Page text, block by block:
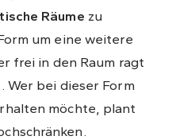
Räume zu
um eine weitere
frei in den Raum ragt
Wer bei dieser Form
möchte, plant